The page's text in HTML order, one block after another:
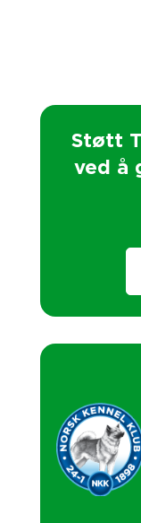
Støtt
ved å